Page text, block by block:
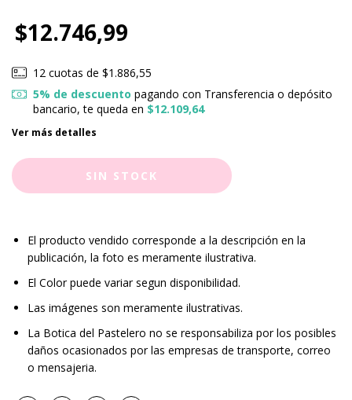
$12.746,99
12 cuotas de $1.886,55
5% de descuento pagando con Transferencia o depósito
bancario, te queda en $12.109,64
Ver más detalles
El producto vendido corresponde a la descripción en la
publicación, la foto es meramente ilustrativa.
El Color puede variar segun disponibilidad.
Las imágenes son meramente ilustrativas.
La Botica del Pastelero no se responsabiliza por los posibles
daños ocasionados por las empresas de transporte, correo
o mensajeria.